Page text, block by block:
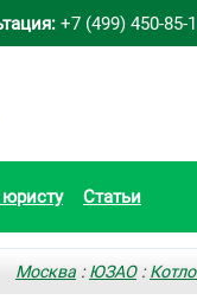
+7 (499) 450-85-
Статьи
Москва :ЮЗАО: